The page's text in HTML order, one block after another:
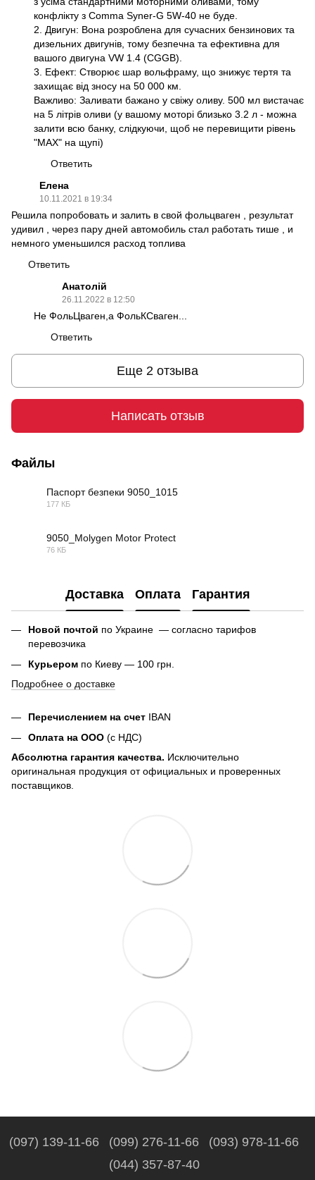
конфлікту з Comma Syner-G 5W-40 не буде.
2. Двигун: Вона розроблена для сучасних бензинових та
дизельних двигунів, тому безпечна та ефективна для
вашого двигуна VW 1.4 (CGGB).
3. Ефект: Створює шар вольфраму, що знижує тертя та
захищає від зносу на 50 000 км.
Важливо: Заливати бажано у свіжу оливу. 500 мл вистачає
на 5 літрів оливи (у вашому моторі близько 3.2 л - можна
залити всю банку, слідкуючи, щоб не перевищити рівень
"MAX" на щупі)
Ответить
Елена
10.11.2021 в 19:34
Решила попробовать и залить в свой фольцваген , результат
удивил , через пару дней автомобиль стал работать тише , и
немного уменьшился расход топлива
Ответить
Анатолій
26.11.2022 в 12:50
Не ФольЦваген,а ФольКСваген...
Ответить
Еще 2 отзыва
Написать отзыв
Файлы
Паспорт безпеки 9050_1015
177 КБ
9050_Molygen Motor Protect
76 КБ
Доставка Оплата Гарантия
Новой почтой по Украине — согласно тарифов
перевозчика
Курьером по Киеву — 100 грн.
Подробнее о доставке
Перечислением на счет IBAN
Оплата на ООО (с НДС)
Абсолютна гарантия качества. Исключительно
оригинальная продукция от официальных и проверенных
поставщиков.
(097) 139-11-66 (099) 276-11-66
(093) 978-11-66
(044) 357-87-40